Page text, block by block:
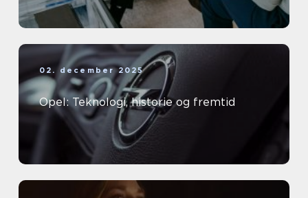
02. december 2025
Opel: Teknologi, historie og fremtid